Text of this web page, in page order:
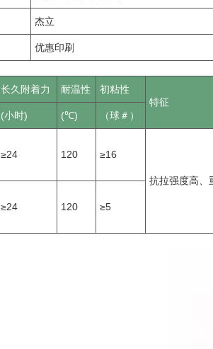
杰立
优惠印刷
长久附着力 耐温性
初粘性
特征
(小时) (℃) （球＃）
≥24 120 ≥16
抗拉强度高、
≥24 120
≥5